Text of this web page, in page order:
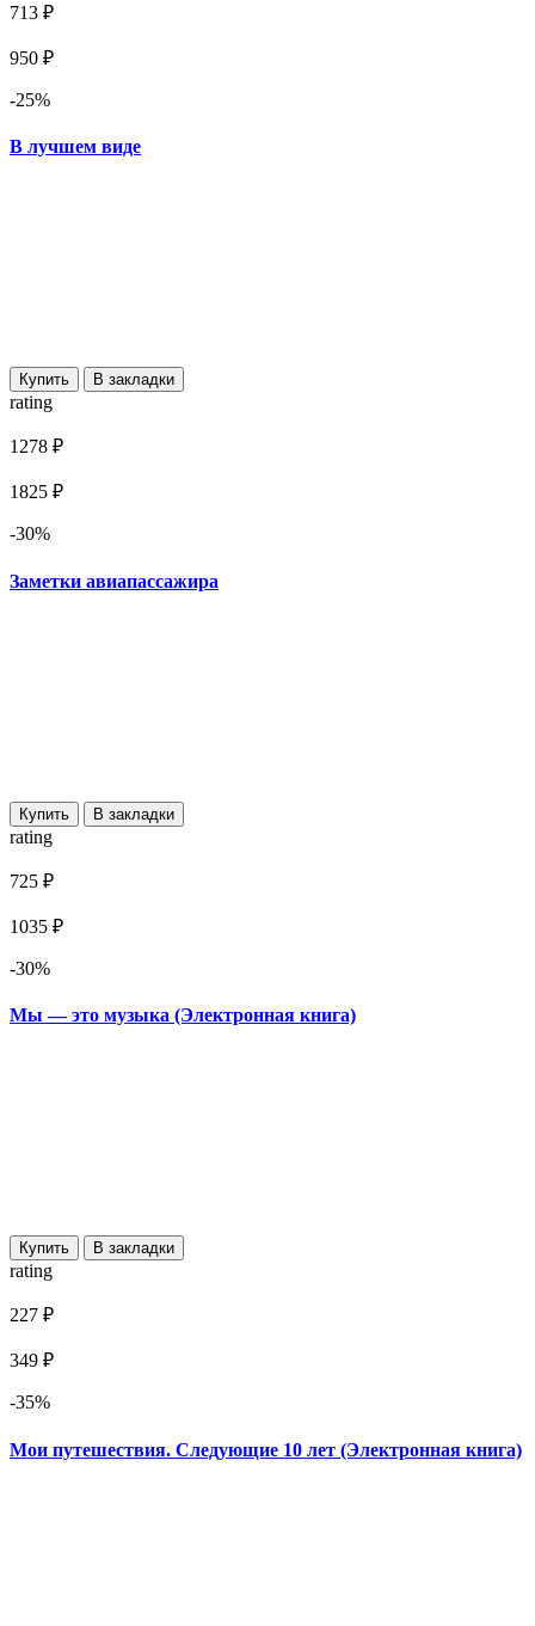
713 ₽
950 ₽
-25%
В лучшем виде
Купить В закладки
rating
1278 ₽
1825 ₽
-30%
Заметки авиапассажира
Купить В закладки
rating
725 ₽
1035 ₽
-30%
Мы — это музыка (Электронная книга)
Купить В закладки
rating
227 ₽
349 ₽
-35%
Мои путешествия. Следующие 10 лет (Электронная книга)